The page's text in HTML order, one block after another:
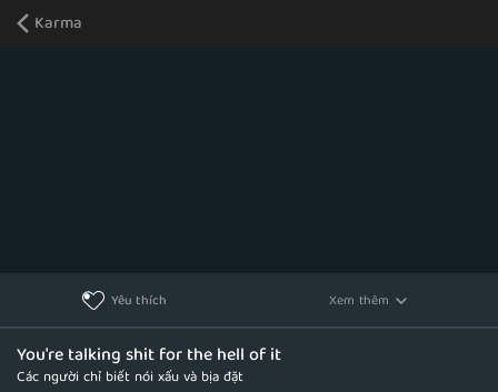
Karma
Yêu thích Xem thêm
You're talking shit for the hell of it
Các người chỉ biết nói xấu và bịa đặt